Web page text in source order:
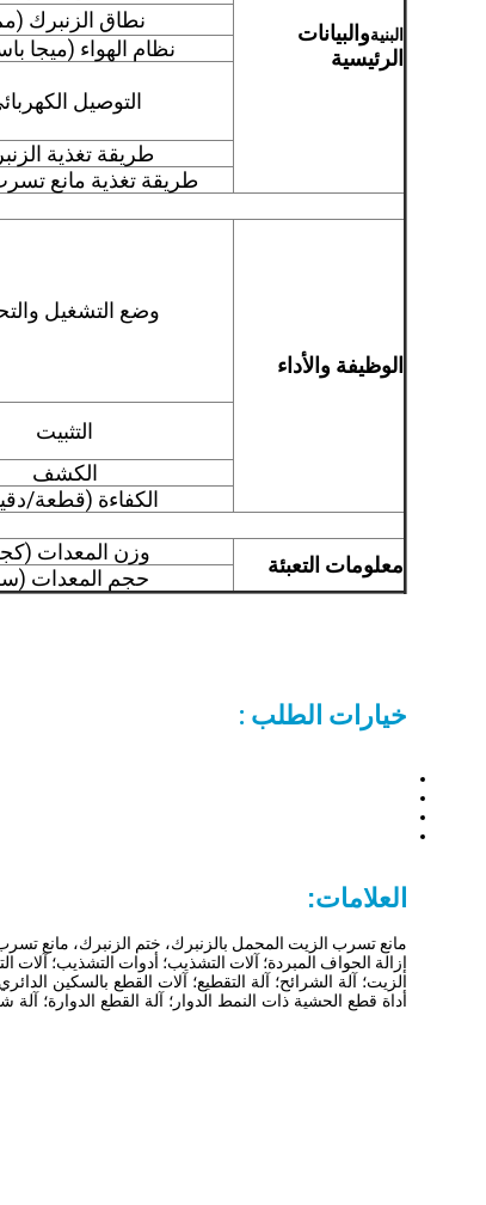
البنيةوالبيانات
الرئيسية
نطاق الزنبرك
نظام الهواء (ميجا
التوصيل
طريقة تغذية
طريقة تغذية مانع
الوظيفة والأداء
وضع التشغيل
التثبيت
الكشف
الكفاءة (قطعة/
معلومات التعبئة
وزن المعدات
حجم المعدات
خيارات الطلب :
مانع تسرب الزيت المحمل بالزنبرك، ختم الزنبرك، مانع تسرب
إزالة الحواف المبردة؛ آلات التشذيب؛ أدوات التشذيب؛
الزيت؛ آلة الشرائح؛ آلة التقطيع؛ آلات القطع بالسكين
أداة قطع الحشية ذات النمط الدوار؛ آلة القطع الدوارة؛